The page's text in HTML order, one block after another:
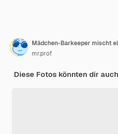
Mädchen-Barkeeper mischt
mr.prof
Diese Fotos könnten dir